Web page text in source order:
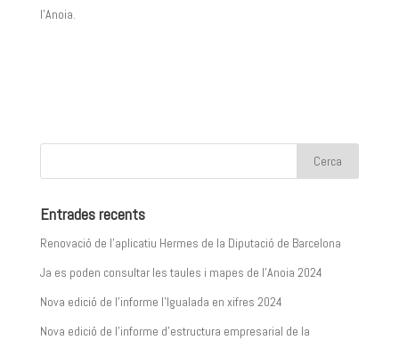
l’Anoia.
Entrades recents
Renovació de l’aplicatiu Hermes de la Diputació de Barcelona
Ja es poden consultar les taules i mapes de l’Anoia 2024
Nova edició de l’informe l’Igualada en xifres 2024
Nova edició de l’informe d’estructura empresarial de la